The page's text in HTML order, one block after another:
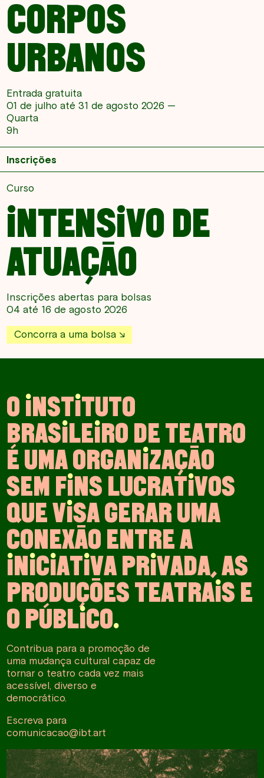
Inscrições
Curso
INTENSIVO DE
ATUAÇÃO
Inscrições abertas para bolsas
04 até 16 de agosto 2026
Concorra a uma bolsa
CORPOS
URBANOS
Entrada gratuita
01 de julho até 31 de agosto 2026 —
Quarta
9h
OINSTITUTO
BRASILEIRODETEATRO
ÉUMAORGANIZAÇÃO
SEMFINSLUCRATIVOS
QUEVISAGERARUMA
CONEXÃOENTREA
INICIATIVAPRIVADA,AS
PRODUÇÕESTEATRAISE
OPÚBLICO.
Contribua para a promoção de
uma mudança cultural capaz de
tornar o teatro cada vez mais
acessível, diverso e
democrático.
Escreva para
comunicacao@ibt.art